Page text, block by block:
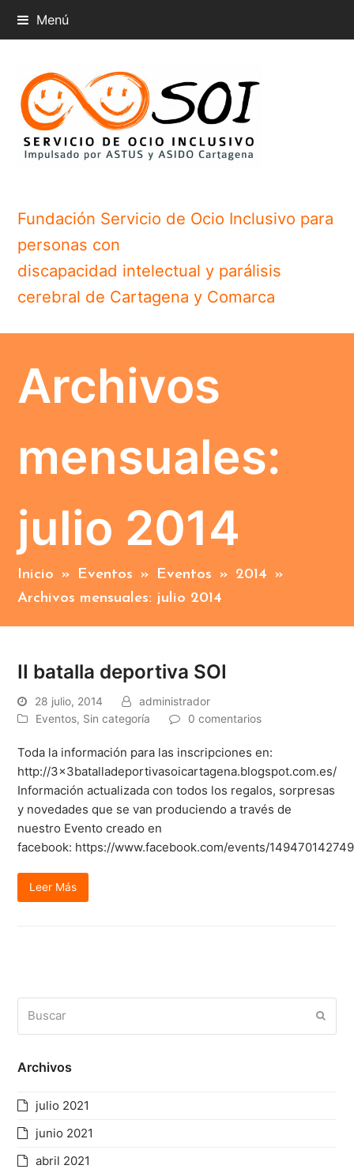
Menú
Fundación Servicio de Ocio Inclusivo para
personas con
discapacidad intelectual y parálisis
cerebral de Cartagena y Comarca
Archivos
mensuales:
julio 2014
Inicio » Eventos » Eventos » 2014
»
Archivos mensuales: julio 2014
II batalla deportiva SOI
28 julio, 2014
administrador
Eventos, Sin categoría 0 comentarios
Toda la información para las inscripciones en:
http://3x3batalladeportivasoicartagena.blogspot.com.es/
Información actualizada con todos los regalos, sorpresas
y novedades que se van produciendo a través de
nuestro Evento creado en
facebook: https://www.facebook.com/events/
Leer Más
Archivos
julio 2021
junio 2021
abril 2021